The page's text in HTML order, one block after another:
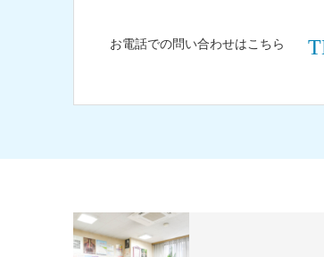
お電話での問い合わせはこちら